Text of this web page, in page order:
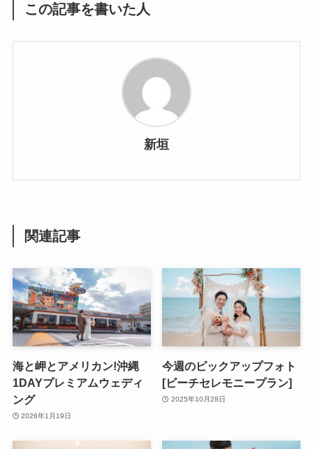
この記事を書いた人
新垣
関連記事
海と岬とアメリカン!沖縄
1DAYプレミアムウェディ
ング
2026年1月19日
今週のピックアップフォト
[ビーチセレモニープラン]
2025年10月28日